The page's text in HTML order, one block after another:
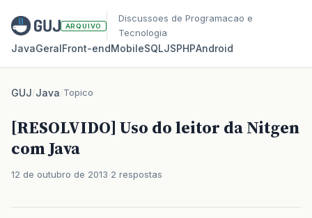
ARQUIVO
Discussoes de Programacao e
Tecnologia
JavaGeralFront‑endMobileSQLJSPHPAndroid
GUJ/Java/Topico
[RESOLVIDO] Uso do leitor da Nitgen
com Java
12 de outubro de 2013 2 respostas